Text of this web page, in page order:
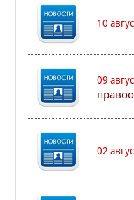
10
09
02